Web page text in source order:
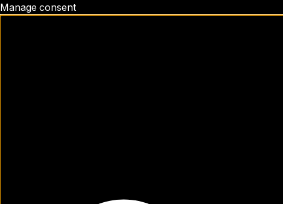
Manage consent